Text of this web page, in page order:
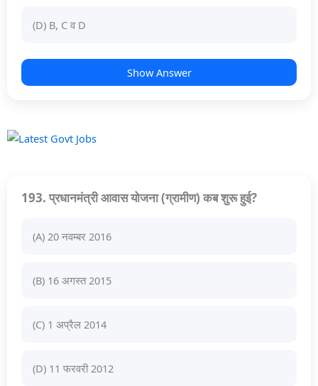
(D) B, C व D
Show Answer
193. प्रधानमंत्री आवास योजना (ग्रामीण) कब शुरू हुई?
(A) 20 नवम्बर 2016
(B) 16 अगस्त 2015
(C) 1 अप्रैल 2014
(D) 11 फरवरी 2012